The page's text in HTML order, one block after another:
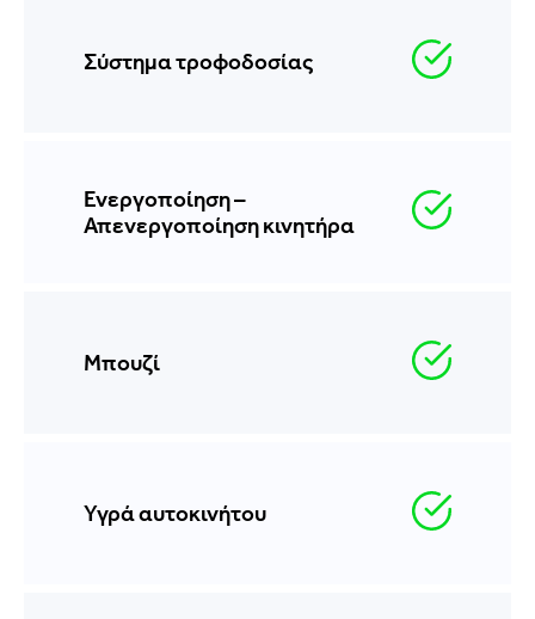
Σύστημα τροφοδοσίας
Ενεργοποίηση –
Απενεργοποίηση κινητήρα
Μπουζί
Υγρά αυτοκινήτου